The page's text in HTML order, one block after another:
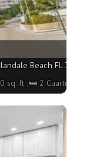
Beach FL 33009 -
2 Cuartos/🛁2